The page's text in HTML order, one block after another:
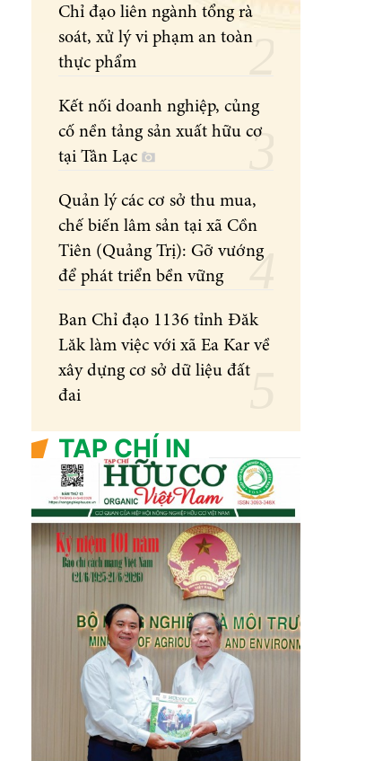
Chỉ đạo liên ngành tổng rà
soát, xử lý vi phạm an toàn
thực phẩm
Kết nối doanh nghiệp, củng
cố nền tảng sản xuất hữu cơ
tại Tân Lạc
Quản lý các cơ sở thu mua,
chế biến lâm sản tại xã Cồn
Tiên (Quảng Trị): Gỡ vướng
để phát triển bền vững
Ban Chỉ đạo 1136 tỉnh Đăk
Lăk làm việc với xã Ea Kar về
xây dựng cơ sở dữ liệu đất
đai
TẠP CHÍ IN